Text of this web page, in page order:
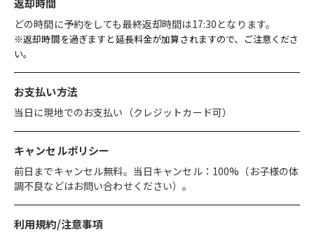
返却時間
どの時間に予約をしても最終返却時間は17:30となります。
※返却時間を過ぎますと延長料金が加算されますので、ご注意くださ
い。
お支払い方法
当日に現地でのお支払い（クレジットカード可）
キャンセルポリシー
前日までキャンセル無料。当日キャンセル：100%（お子様の体
調不良などはお問い合わせください）。
利用規約/注意事項